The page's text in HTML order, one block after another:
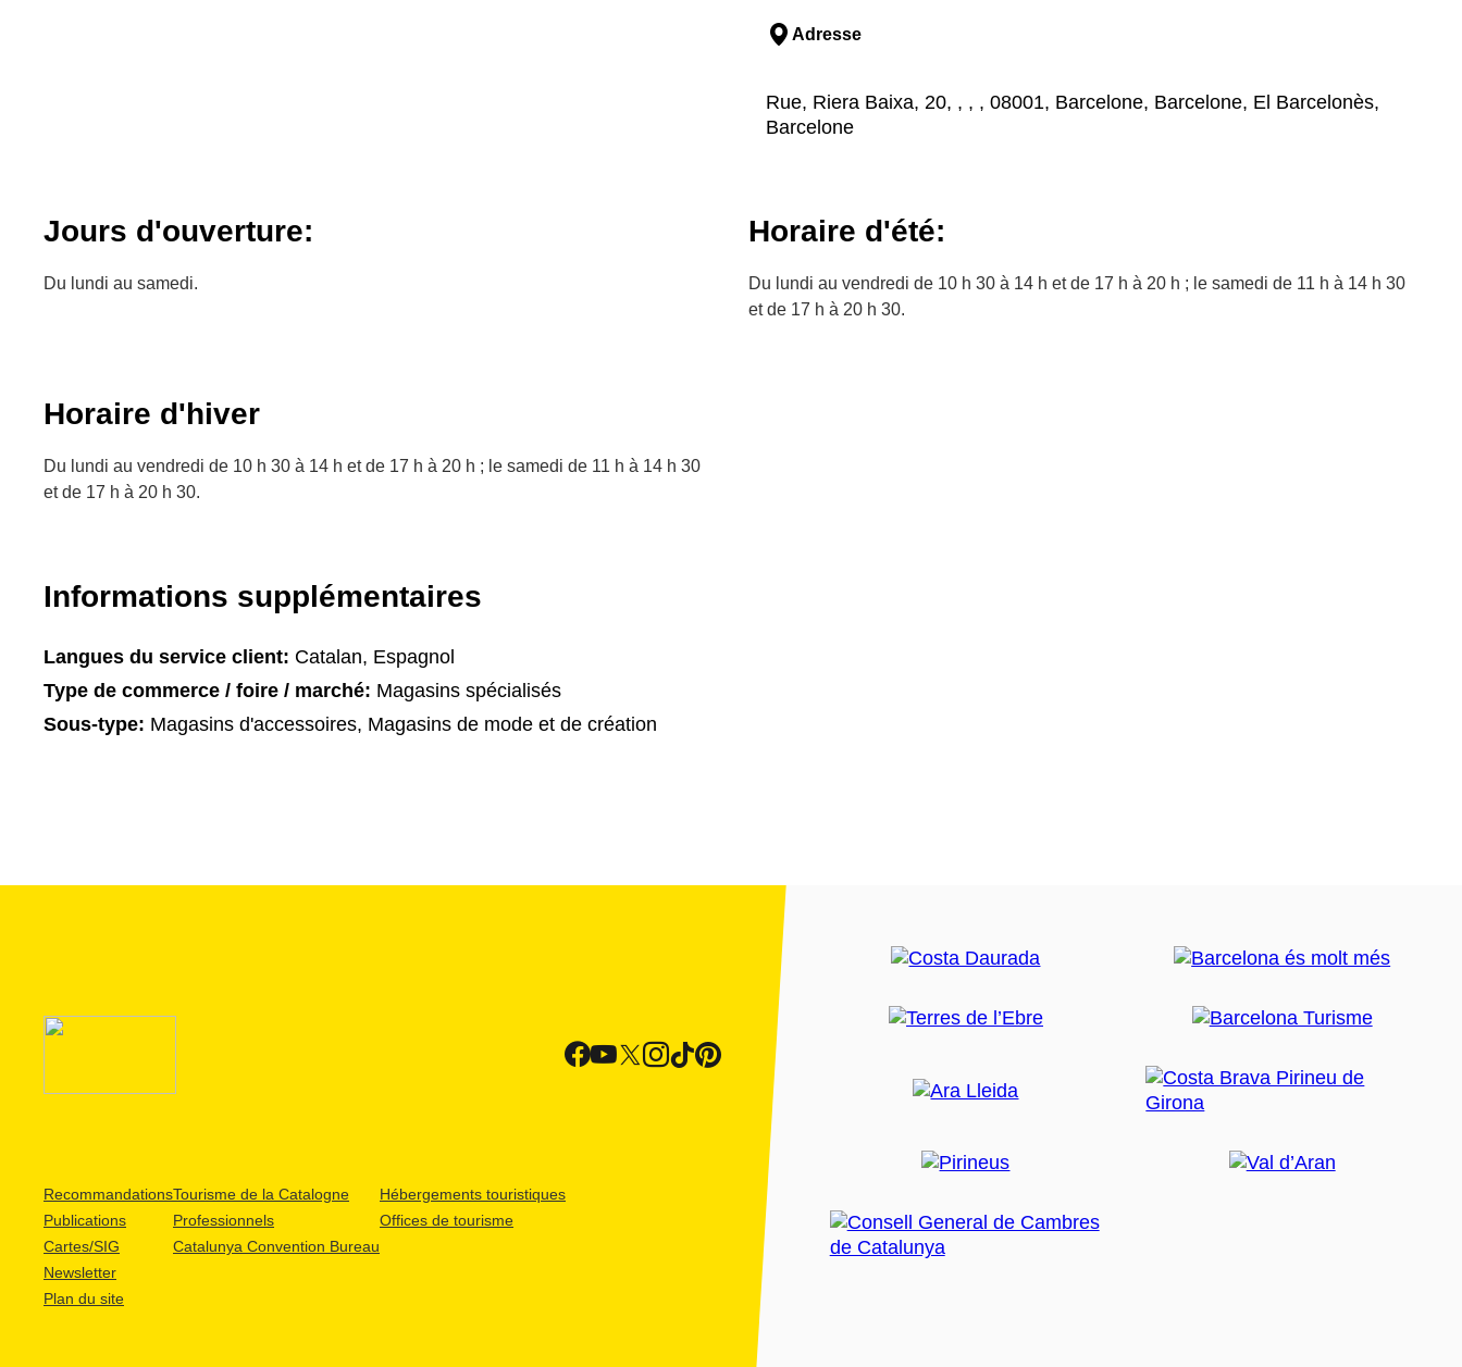
Adresse
Rue, Riera Baixa, 20, , , , 08001, Barcelone, Barcelone, El Barcelonès,
Barcelone
Jours d'ouverture:
Du lundi au samedi.
Horaire d'été:
Du lundi au vendredi de 10 h 30 à 14 h et de 17 h à 20 h ; le samedi de 11 h à 14 h 30
et de 17 h à 20 h 30.
Horaire d'hiver
Du lundi au vendredi de 10 h 30 à 14 h et de 17 h à 20 h ; le samedi de 11 h à 14 h 30
et de 17 h à 20 h 30.
Informations supplémentaires
Langues du service client: Catalan, Espagnol
Type de commerce / foire / marché: Magasins spécialisés
Sous-type: Magasins d'accessoires, Magasins de mode et de création
Recommandations
Publications
Cartes/SIG
Newsletter
Plan du site
Tourisme de la Catalogne
Professionnels
Catalunya Convention Bureau
Hébergements touristiques
Offices de tourisme